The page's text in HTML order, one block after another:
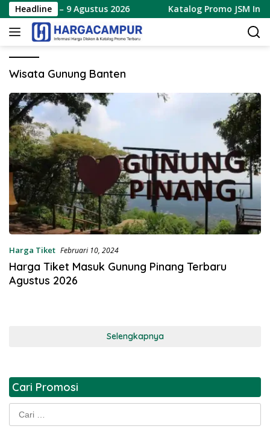
Langsung
ke
konten
Headline
Terbaru 7 – 9 Agustus 2026 Katalog Promo JSM
Wisata Gunung Banten
Harga Tiket Februari 10, 2024
Harga Tiket Masuk Gunung Pinang Terbaru
Agustus 2026
Selengkapnya
Cari Promosi
Cari
untuk: